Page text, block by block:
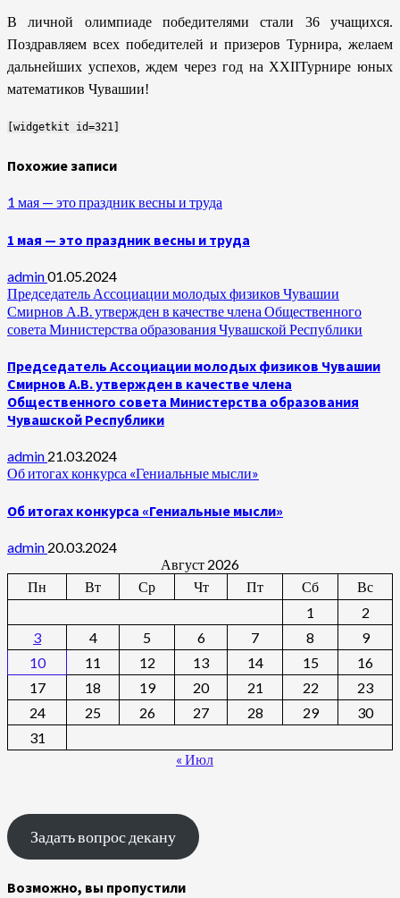
В личной олимпиаде победителями стали 36 учащихся.
Поздравляем всех победителей и призеров Турнира, желаем
дальнейших успехов, ждем через год на XXIIТурнире юных
математиков Чувашии!
[widgetkit id=321]
Похожие записи
1 мая — это праздник весны и труда
1 мая — это праздник весны и труда
admin01.05.2024
Председатель Ассоциации молодых физиков Чувашии
Смирнов А.В. утвержден в качестве члена Общественного
совета Министерства образования Чувашской Республики
Председатель Ассоциации молодых физиков Чувашии
Смирнов А.В. утвержден в качестве члена
Общественного совета Министерства образования
Чувашской Республики
admin 21.03.2024
Об итогах конкурса «Гениальные мысли»
Об итогах конкурса «Гениальные мысли»
admin 20.03.2024
Август 2026
Пн
Вт Ср Чт Пт Сб
Вс
1
2
3
4 5 6 7 8
9
10
11 12 13 14 15
16
17
18 19 20 21 22
23
24
25 26 27 28 29
30
31
« Июл
Задать вопрос декану
Возможно, вы пропустили